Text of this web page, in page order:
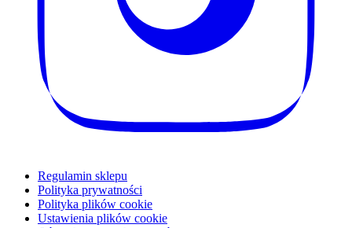
Regulamin sklepu
Polityka prywatności
Polityka plików cookie
Ustawienia plików cookie